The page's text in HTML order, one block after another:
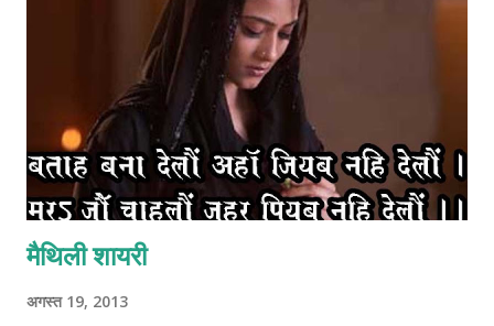
मैथिली शायरी
अगस्त 19, 2013